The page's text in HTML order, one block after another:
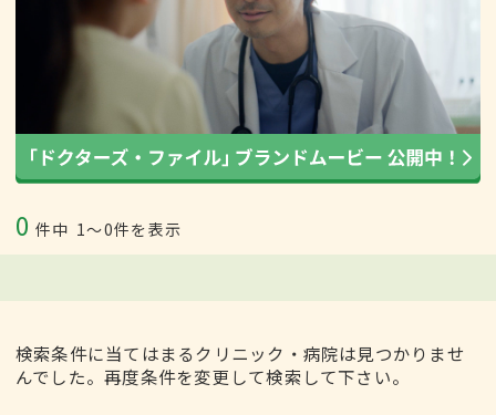
0 件中 1〜0件を表示
検索条件に当てはまるクリニック・病院は見つかりませ
んでした。再度条件を変更して検索して下さい。